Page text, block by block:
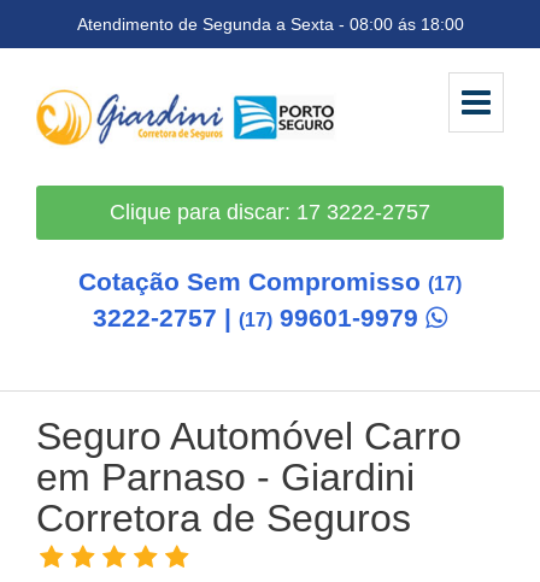
Atendimento de Segunda a Sexta - 08:00 ás 18:00
Clique para discar: 17 3222-2757
Cotação Sem Compromisso (17)
3222-2757 | (17) 99601-9979
Seguro Automóvel Carro
em Parnaso - Giardini
Corretora de Seguros